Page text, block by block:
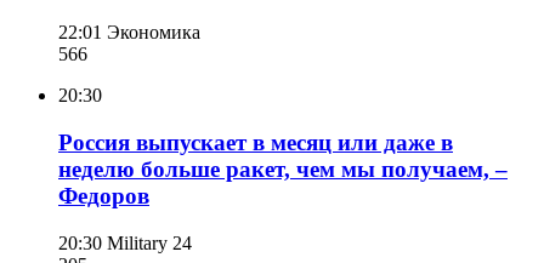
22:01 Экономика
566
20:30
Россия выпускает в месяц или даже в
неделю больше ракет, чем мы получаем, –
Федоров
20:30 Military 24